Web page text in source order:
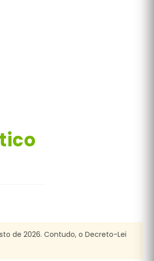
de 2026. Contudo, o Decreto-Lei